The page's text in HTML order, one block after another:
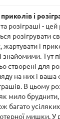
і
розіграші -
розігрувати
жартувати і
знайомими. Тут
створені для
на них і ваша
В цьому
як мило
багато
мишки. У